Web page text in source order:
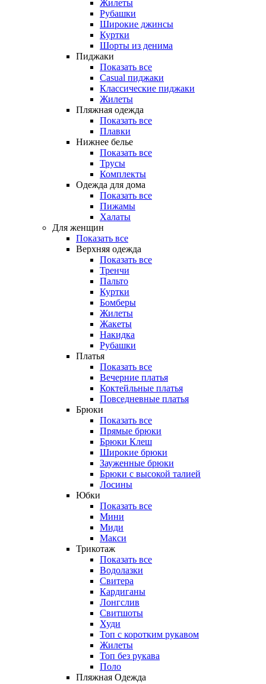
Жилеты
Рубашки
Широкие джинсы
Куртки
Шорты из денима
Пиджаки
Показать все
Casual пиджаки
Классические пиджаки
Жилеты
Пляжная одежда
Показать все
Плавки
Нижнее белье
Показать все
Трусы
Комплекты
Одежда для дома
Показать все
Пижамы
Халаты
Для женщин
Показать все
Верхняя одежда
Показать все
Тренчи
Пальто
Куртки
Бомберы
Жилеты
Жакеты
Накидка
Рубашки
Платья
Показать все
Вечерние платья
Коктейльные платья
Повседневные платья
Брюки
Показать все
Прямые брюки
Брюки Клеш
Широкие брюки
Зауженные брюки
Брюки с высокой талией
Лосины
Юбки
Показать все
Мини
Миди
Макси
Трикотаж
Показать все
Водолазки
Свитера
Кардиганы
Лонгслив
Свитшоты
Худи
Топ с коротким рукавом
Жилеты
Топ без рукава
Поло
Пляжная Одежда